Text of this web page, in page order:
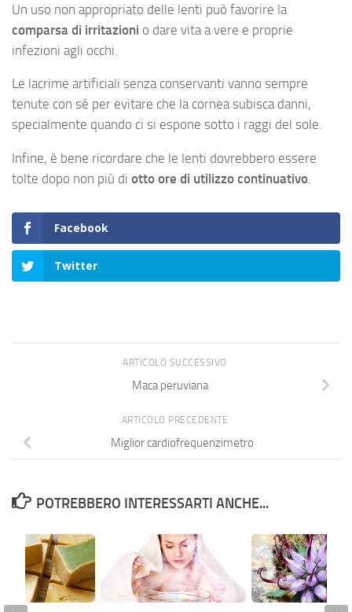
Un uso non appropriato delle lenti può favorire la
comparsa di irritazioni o dare vita a vere e proprie
infezioni agli occhi.
Le lacrime artificiali senza conservanti vanno sempre
tenute con sé per evitare che la cornea subisca danni,
specialmente quando ci si espone sotto i raggi del sole.
Infine, è bene ricordare che le lenti dovrebbero essere
tolte dopo non più di otto ore di utilizzo continuativo.
Facebook
Twitter
ARTICOLO SUCCESSIVO
Maca peruviana
ARTICOLO PRECEDENTE
Miglior cardiofrequenzimetro
POTREBBERO INTERESSARTI ANCHE...